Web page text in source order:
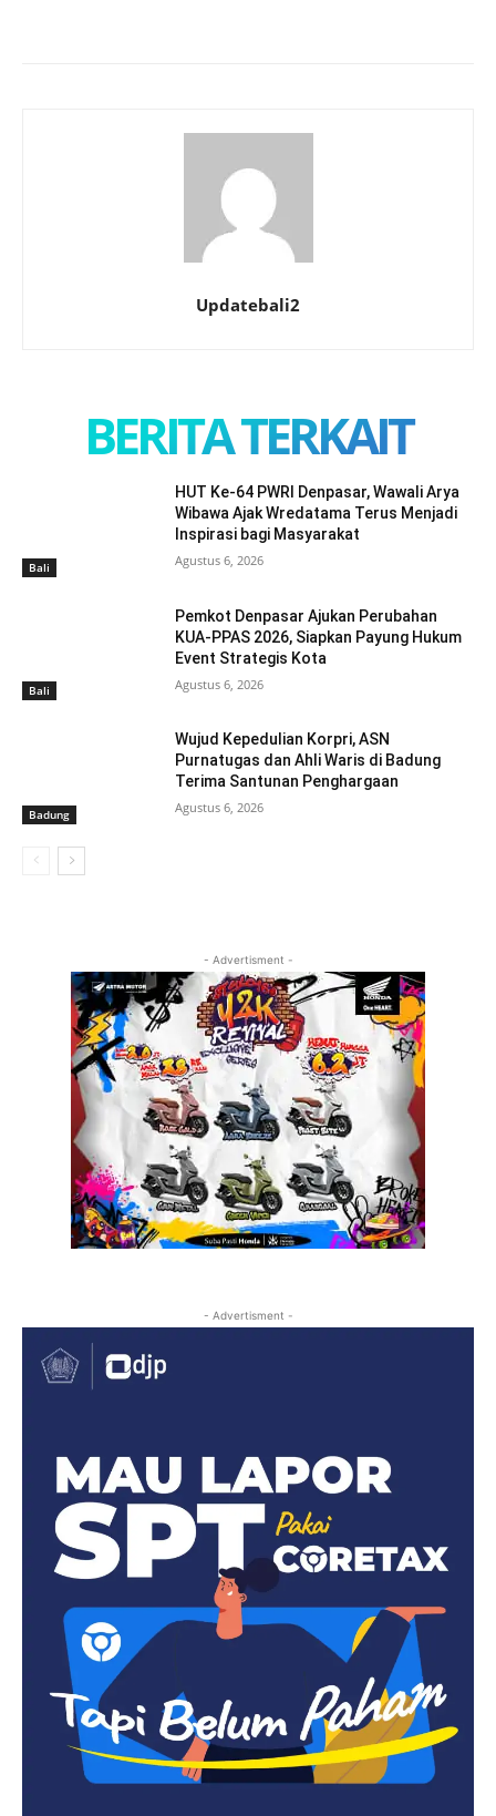
Updatebali2
BERITA TERKAIT
Bali
HUT Ke-64 PWRI Denpasar, Wawali Arya
Wibawa Ajak Wredatama Terus Menjadi
Inspirasi bagi Masyarakat
Agustus 6, 2026
Bali
Pemkot Denpasar Ajukan Perubahan
KUA-PPAS 2026, Siapkan Payung Hukum
Event Strategis Kota
Agustus 6, 2026
Badung
Wujud Kepedulian Korpri, ASN
Purnatugas dan Ahli Waris di Badung
Terima Santunan Penghargaan
Agustus 6, 2026
- Advertisment -
- Advertisment -